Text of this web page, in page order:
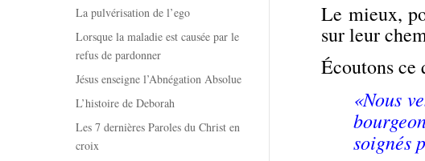
La pulvérisation de l’ego
Lorsque la maladie est causée par le
refus de pardonner
Jésus enseigne l’Abnégation Absolue
L’histoire de Deborah
Les 7 dernières Paroles du Christ en
croix
Le mieux,
sur leur
Écoutons ce
«Nous
soignés